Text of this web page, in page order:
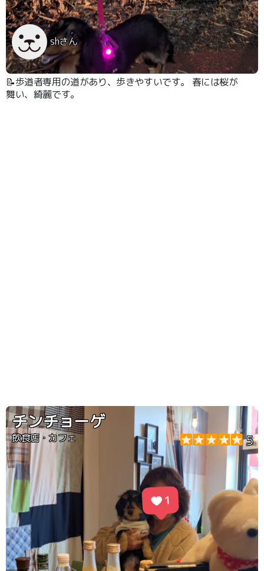
shさん
📝歩道者専用の道があり、歩きやすいです。 春には桜が
舞い、綺麗です。
チンチョーゲ
飲食店・カフェ 5